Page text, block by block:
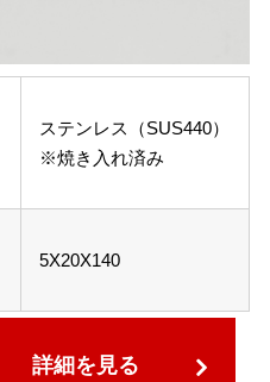
ステンレス（SUS440）
※焼き入れ済み
5X20X140
詳細を見る